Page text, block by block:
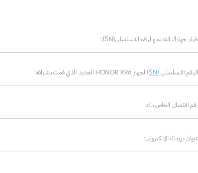
طراز جهازك القديم والرقم التسلسلي(SN):
الرقم التسلسلي(SN) لجهاز HONOR X9d الجديد الذي قمت بشرائه:
رقم الاتصال الخاص بك:
عنوان بريدك الإلكتروني: